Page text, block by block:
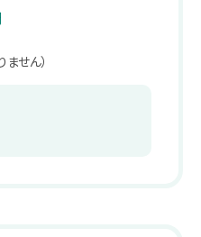
ドでお得
ーのご紹介
事務
せん）